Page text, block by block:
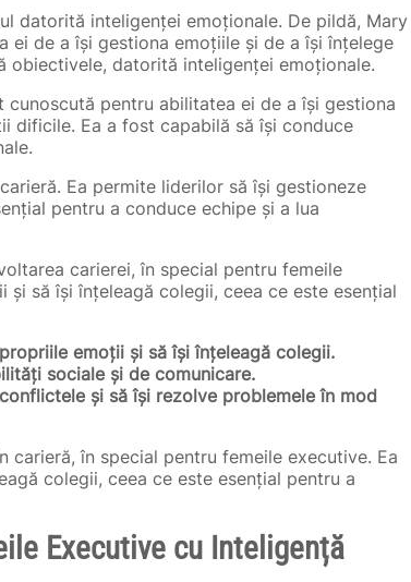
datorită inteligenței emoționale. De pildă, Mary
ei de a își gestiona emoțiile și de a își înțelege
obiectivele, datorită inteligenței emoționale.
pentru abilitatea ei de a își gestiona
dificile. Ea a fost capabilă să își conduce
Ea permite liderilor să își gestioneze
pentru a conduce echipe și a lua
carierei, în special pentru femeile
să își înțeleagă colegii, ceea ce este esențial
emoții și să își înțeleagă colegii.
sociale și de comunicare.
și să își rezolve problemele în mod
carieră, în special pentru femeile executive. Ea
colegii, ceea ce este esențial pentru a
Executive cu Inteligență